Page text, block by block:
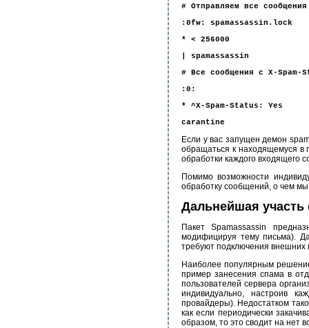
# Отправляем все
:0fw: spamassassin.lock
* < 256000
| spamassassin
# Все сообщения с X-Spam-
:0:
* ^X-Spam-Status: Yes
carantine
Если у вас запущен демон
обращаться к находящемуся в
обработки каждого входящего
Помимо возможности
обработку сообщений, о чем мы
Дальнейшая участь
Пакет Spamassassin
модифицируя тему письма).
требуют подключения
Наиболее популярным
пример занесения спама в
пользователей сервера
индивидуально, настроив
провайдеры). Недостатком
как если периодически
образом, то это сводит на нет